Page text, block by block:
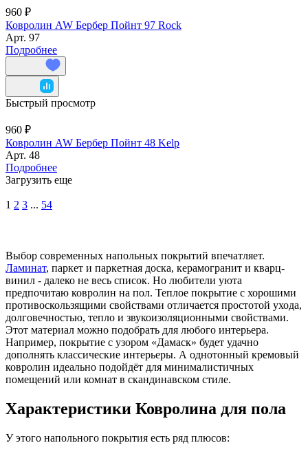
960 ₽
Ковролин AW Бербер Пойнт 97 Rock
Арт. 97
Подробнее
Быстрый просмотр
960 ₽
Ковролин AW Бербер Пойнт 48 Kelp
Арт. 48
Подробнее
Загрузить еще
1 2 3 ... 54
Выбор современных напольных покрытий впечатляет.
Ламинат, паркет и паркетная доска, керамогранит и кварц-
винил - далеко не весь список. Но любители уюта
предпочитаю ковролин на пол. Теплое покрытие с хорошими
противоскользящими свойствами отличается простотой ухода,
долговечностью, тепло и звукоизоляционными свойствами.
Этот материал можно подобрать для любого интерьера.
Например, покрытие с узором «Дамаск» будет удачно
дополнять классические интерьеры. А однотонный кремовый
ковролин идеально подойдёт для минималистичных
помещений или комнат в скандинавском стиле.
Характеристики Ковролина для пола
У этого напольного покрытия есть ряд плюсов: